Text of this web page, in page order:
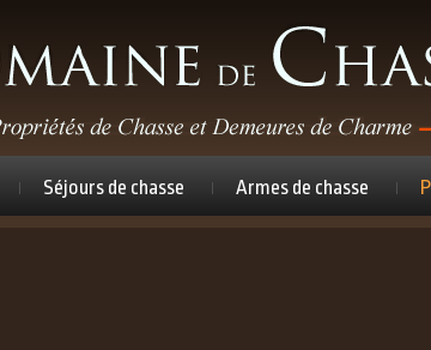
Séjours de chasse Armes de chasse